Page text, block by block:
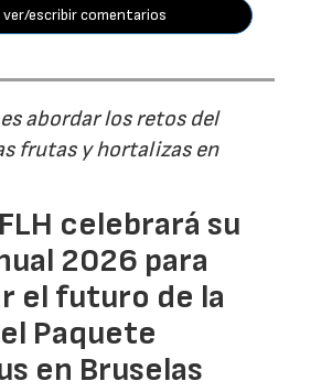
ver/escribir comentarios
abordar los retos del
frutas y hortalizas en
celebrará su
2026 para
el futuro de la
Paquete
en Bruselas